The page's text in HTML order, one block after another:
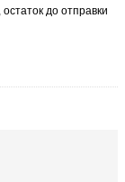
до отправки